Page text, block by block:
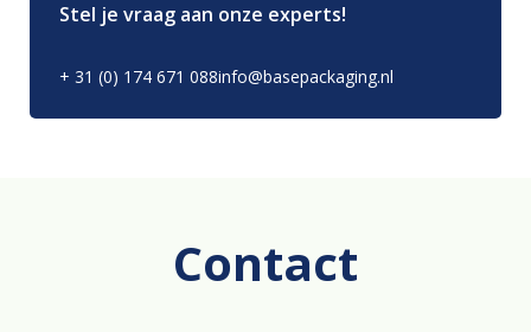
Stel je vraag aan onze experts!
+ 31 (0) 174 671 088info@basepackaging.nl
Contact